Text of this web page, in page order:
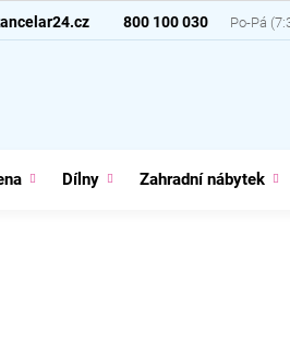
800 100 030
Dílny Zahradní nábytek